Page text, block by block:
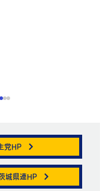
党HP
城県連HP